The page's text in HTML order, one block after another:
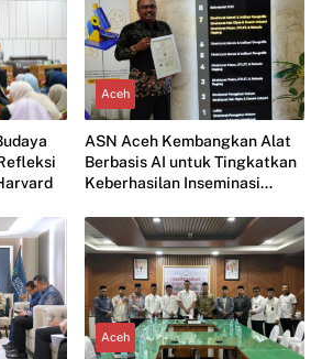
Aceh
ASN Aceh Kembangkan Alat
Berbasis AI untuk Tingkatkan
Keberhasilan Inseminasi
Aceh